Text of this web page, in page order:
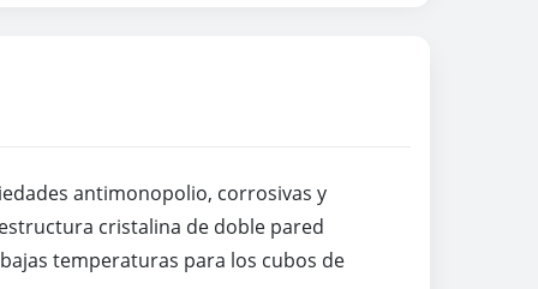
antimonopolio, corrosivas y
cristalina de doble pared
temperaturas para los cubos de